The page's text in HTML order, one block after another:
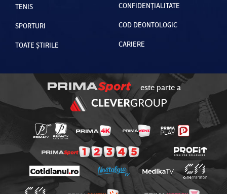
TENIS
SPORTURI
TOATE ȘTIRILE
CONFIDENȚIALITATE
COD DEONTOLOGIC
CARIERE
este parte a